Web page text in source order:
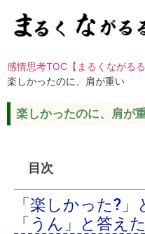
感情思考TOC【まるくながる
楽しかったのに、肩が重い
楽しかったのに、肩が
目次
「楽しかった?
「うん」と答え